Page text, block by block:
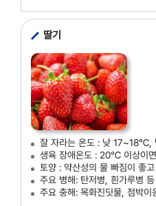
딸기
잘 자라는 온도 : 낮 17~18℃,
생육 장애온도 : 20℃ 이상이
토양 : 약산성의 물 빠짐이 좋
주요 병해: 탄저병, 흰가루병 등
주요 충해: 목화진딧물, 점박이